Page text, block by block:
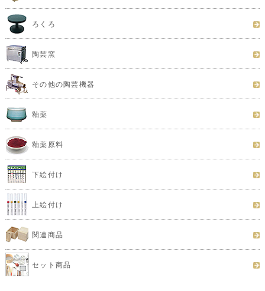
ろくろ
陶芸窯
その他の陶芸機器
釉薬
釉薬原料
下絵付け
上絵付け
関連商品
セット商品